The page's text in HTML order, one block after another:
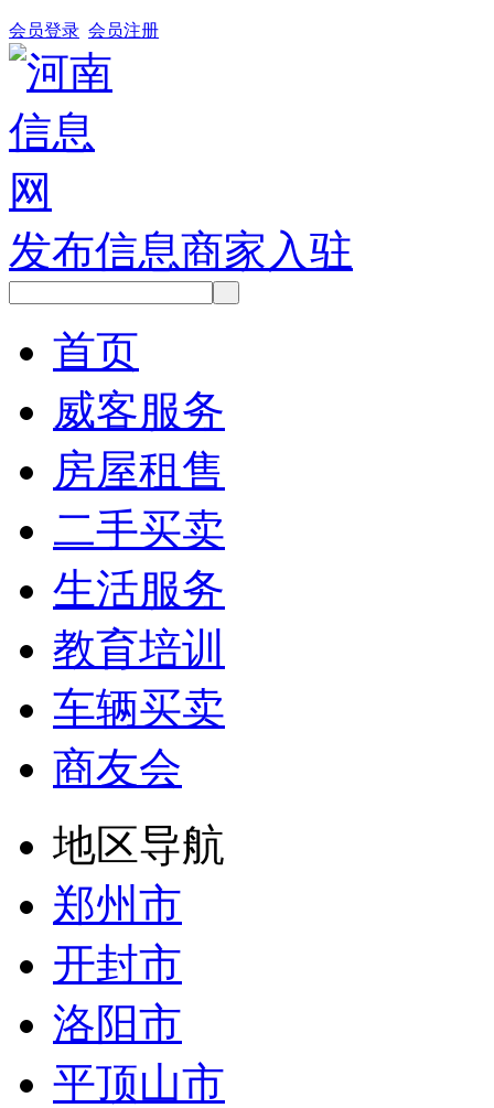
会员登录 会员注册
发布信息商家入驻
首页
威客服务
房屋租售
二手买卖
生活服务
教育培训
车辆买卖
商友会
地区导航
郑州市
开封市
洛阳市
平顶山市